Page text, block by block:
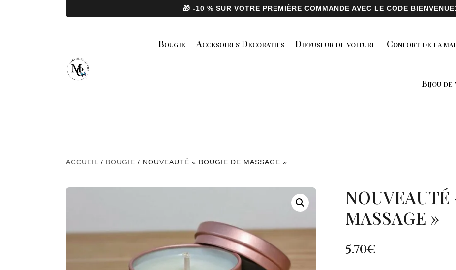
🎁 -10 % SUR VOTRE PREMIÈRE COMMANDE AVEC LE CODE
Bougie Accesoires Decoratifs Diffuseur de voiture Confort de la
Bijou
ACCUEIL / BOUGIE / NOUVEAUTÉ « BOUGIE DE MASSAGE »
NOUVEAUTÉ
MASSAGE »
5.70€